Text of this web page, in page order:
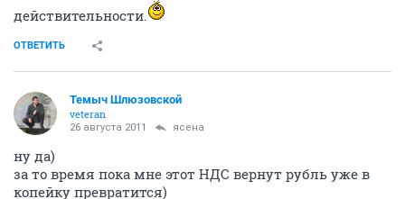
действительности.
ОТВЕТИТЬ
Темыч Шлюзовской
veteran
26 августа 2011 ясена
ну да)
за то время пока мне этот НДС вернут рубль уже в
копейку превратится)